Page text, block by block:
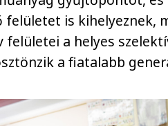
is kihelyeznek,
a helyes
a fiatalabb